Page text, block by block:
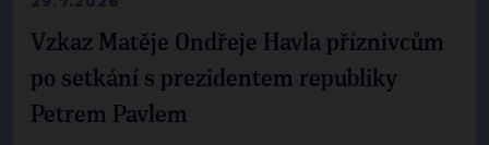
Vzkaz Matěje Ondřeje Havla příznivcům
po setkání s prezidentem republiky
Petrem Pavlem